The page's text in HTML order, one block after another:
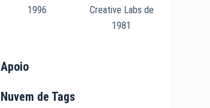
1996
Creative Labs de
1981
Apoio
Nuvem de Tags